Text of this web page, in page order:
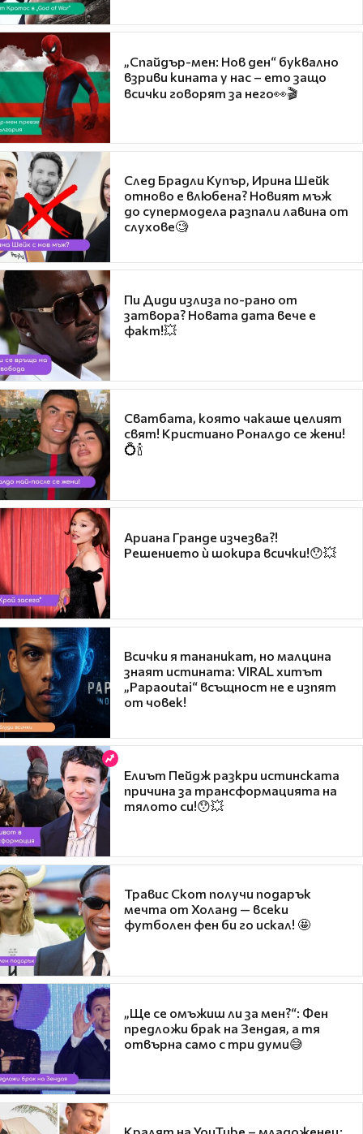
„Спайдър-мен: Нов ден“ буквално
взриви кината у нас – ето защо
всички говорят за него👀🎬
След Брадли Купър, Ирина Шейк
отново е влюбена? Новият мъж
до супермодела разпали лавина от
слухове🧐
Пи Диди излиза по-рано от
затвора? Новата дата вече е
факт!💥
Сватбата, която чакаше целият
свят! Кристиано Роналдо се жени!
💍🍾
Ариана Гранде изчезва?!
Решението ѝ шокира всички!😯💥
Всички я тананикат, но малцина
знаят истината: VIRAL хитът
„Papaoutai“ всъщност не е изпят
от човек!
Елиът Пейдж разкри истинската
причина за трансформацията на
тялото си!😯💥
Травис Скот получи подарък
мечта от Холанд — всеки
футболен фен би го искал! 🤩
„Ще се омъжиш ли за мен?“: Фен
предложи брак на Зендая, а тя
отвърна само с три думи😅